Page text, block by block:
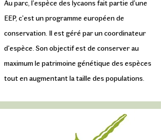
Au parc, l'espèce des lycaons fait partie d'une
EEP, c'est un programme européen de
conservation. Il est géré par un coordinateur
d'espèce. Son objectif est de conserver au
maximum le patrimoine génétique des espèces
tout en augmentant la taille des populations.